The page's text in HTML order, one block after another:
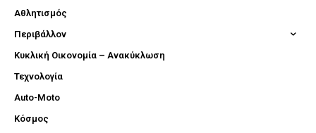
Αθλητισμός
Περιβάλλον
Κυκλική Οικονομία – Ανακύκλωση
Τεχνολογία
Auto-Moto
Κόσμος